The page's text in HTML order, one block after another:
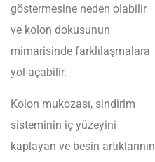
göstermesine neden olabilir
ve kolon dokusunun
mimarisinde farklılaşmalara
yol açabilir.
Kolon mukozası, sindirim
sisteminin iç yüzeyini
kaplayan ve besin artıklarının